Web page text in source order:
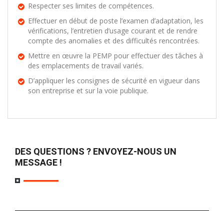
Respecter ses limites de compétences.
Effectuer en début de poste l’examen d’adaptation, les
vérifications, l’entretien d’usage courant et de rendre
compte des anomalies et des difficultés rencontrées.
Mettre en œuvre la PEMP pour effectuer des tâches à
des emplacements de travail variés.
D’appliquer les consignes de sécurité en vigueur dans
son entreprise et sur la voie publique.
DES QUESTIONS ? ENVOYEZ-NOUS UN
MESSAGE !